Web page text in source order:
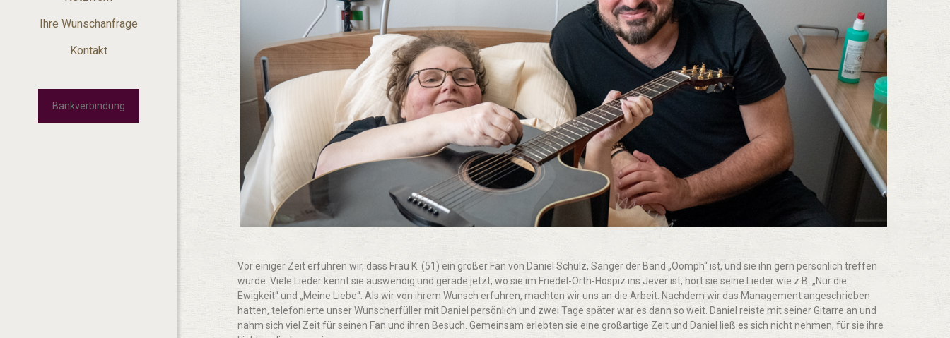
Ihre Wunschanfrage
Kontakt
Bankverbindung
Vor einiger Zeit erfuhren wir, dass Frau K. (51) ein großer Fan von Daniel Schulz, Sänger der Band „Oomph“ ist, und sie ihn gern persönlich treffen
würde. Viele Lieder kennt sie auswendig und gerade jetzt, wo sie im Friedel-Orth-Hospiz ins Jever ist, hört sie seine Lieder wie z.B. „Nur die
Ewigkeit“ und „Meine Liebe“. Als wir von ihrem Wunsch erfuhren, machten wir uns an die Arbeit. Nachdem wir das Management angeschrieben
hatten, telefonierte unser Wunscherfüller mit Daniel persönlich und zwei Tage später war es dann so weit. Daniel reiste mit seiner Gitarre an und
nahm sich viel Zeit für seinen Fan und ihren Besuch. Gemeinsam erlebten sie eine großartige Zeit und Daniel ließ es sich nicht nehmen, für sie ihre